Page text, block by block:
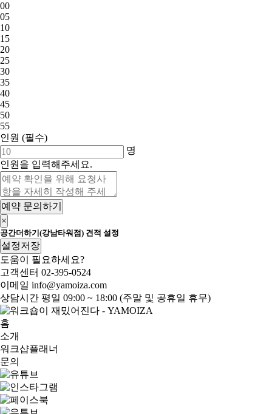
00
05
10
15
20
25
30
35
40
45
50
55
인원 (필수)
명
인원을 입력해주세요.
예약 문의하기
×
공간더하기(강남타워점) 견적 설정
설정저장
도움이 필요하세요?
고객센터 02-395-0524
이메일 info@yamoiza.com
상담시간 평일 09:00 ~ 18:00 (주말 및 공휴일 휴무)
홈
소개
워크샵플래너
문의